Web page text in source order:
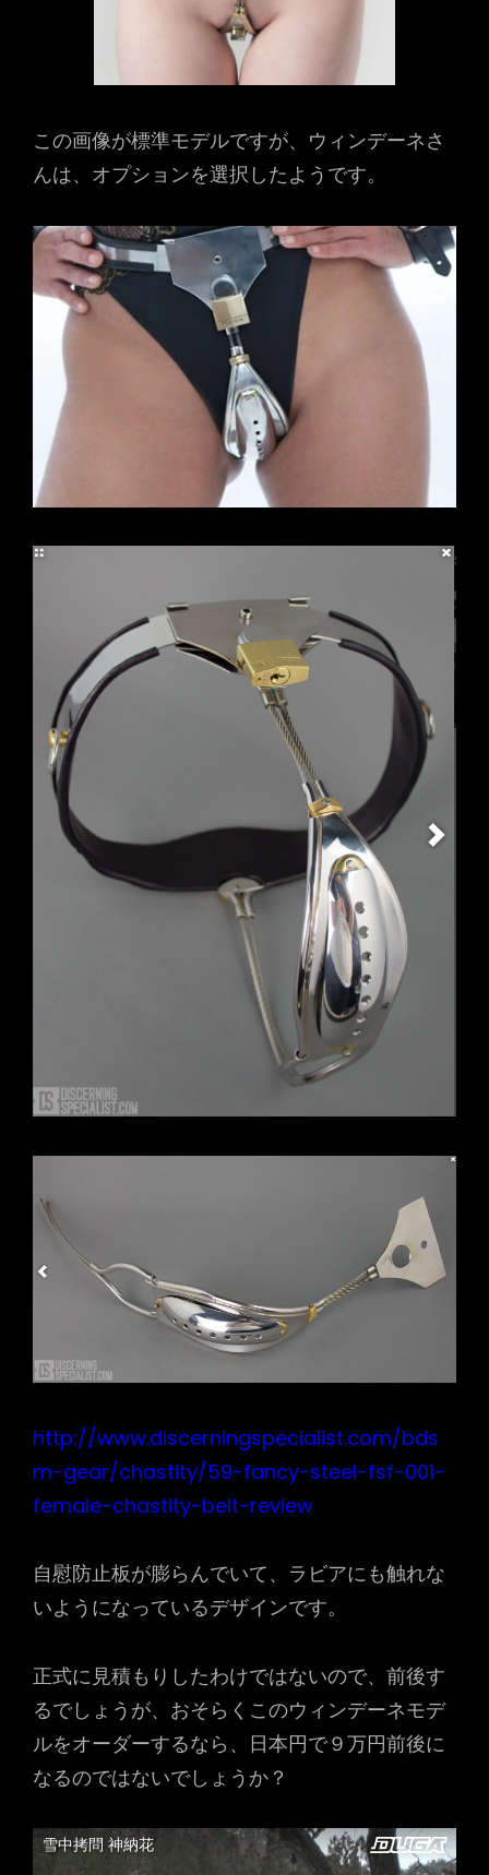
この画像が標準モデルですが、ウィンデーネさ
んは、オプションを選択したようです。
http://www.discerningspecialist.com/bds
m-gear/chastity/59-fancy-steel-fsf-001-
female-chastity-belt-review
自慰防止板が膨らんでいて、ラビアにも触れな
いようになっているデザインです。
正式に見積もりしたわけではないので、前後す
るでしょうが、おそらくこのウィンデーネモデ
ルをオーダーするなら、日本円で９万円前後に
なるのではないでしょうか？